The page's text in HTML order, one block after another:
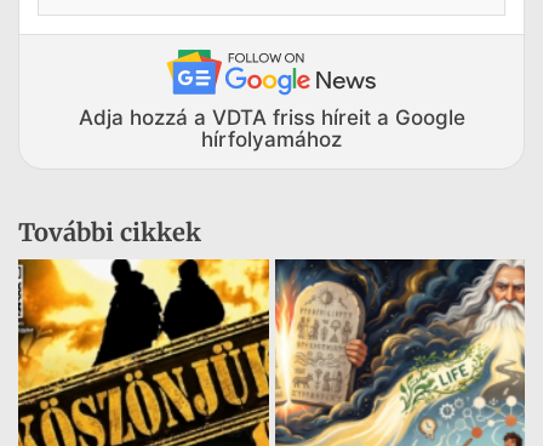
Adja hozzá a VDTA friss híreit a Google
hírfolyamához
További cikkek